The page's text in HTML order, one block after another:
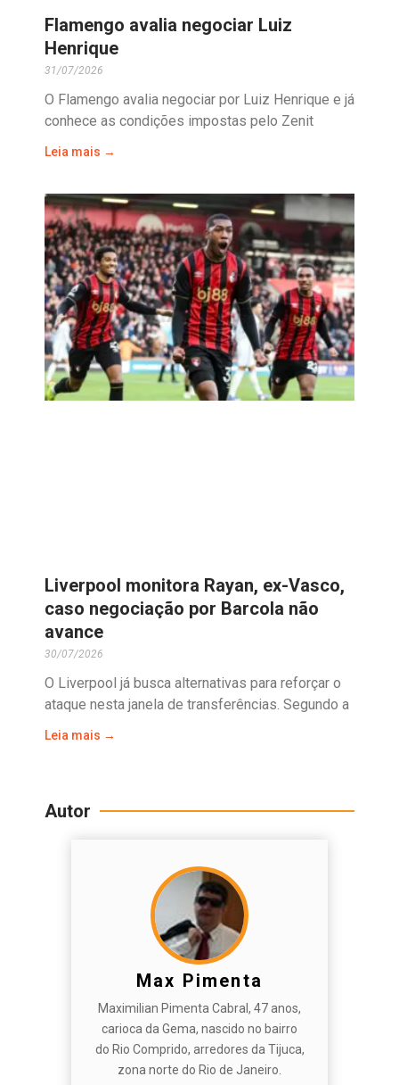
Flamengo avalia negociar Luiz
Henrique
31/07/2026
O Flamengo avalia negociar por Luiz Henrique e já
conhece as condições impostas pelo Zenit
Leia mais →
Liverpool monitora Rayan, ex-Vasco,
caso negociação por Barcola não
avance
30/07/2026
O Liverpool já busca alternativas para reforçar o
ataque nesta janela de transferências. Segundo a
Leia mais →
Autor
Max Pimenta
Maximilian Pimenta Cabral, 47 anos,
carioca da Gema, nascido no bairro
do Rio Comprido, arredores da Tijuca,
zona norte do Rio de Janeiro.